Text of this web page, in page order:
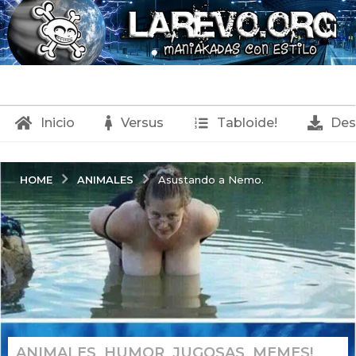
Inicio Versus Tabloide!
HOME ANIMALES Asustando a Nemo.
, , ,